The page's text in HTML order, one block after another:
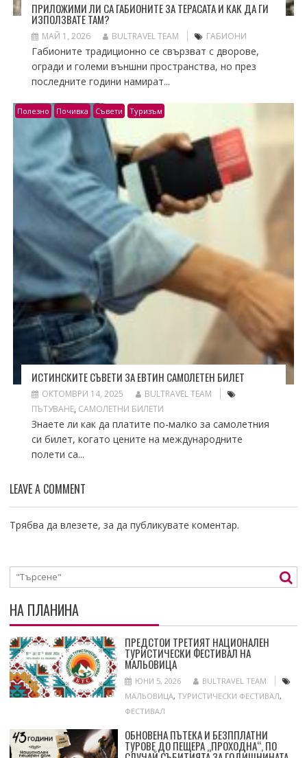
ПРИЛОЖИМИ ЛИ СА ГАБИОНИТЕ ЗА ТЕРАСАТА И КАК ДА ГИ
ИЗПОЛЗВАТЕ ТАМ?
МАЙ 1, 2026 BULTRAVEL TEAM ГАБИОНИ
Габионите традиционно се свързват с дворове,
огради и големи външни пространства, но през
последните години намират...
Полезно Почивка Съвети Туризъм
ИСТИНСКИТЕ СЪВЕТИ ЗА ЕВТИН САМОЛЕТЕН БИЛЕТ
ОКТОМВРИ 14, 2025
BULTRAVEL TEAM
ПЪТУВАНЕ, САМОЛЕТНИ БИЛЕТИ
Знаете ли как да платите по-малко за самолетния
си билет, когато цените на международните
полети са...
LEAVE A COMMENT
Трябва да влезете, за да публикувате коментар.
НА ПЛАНИНА
ПРЕДСТОИ ТРЕТИЯТ НАЦИОНАЛЕН
ТУРИСТИЧЕСКИ ФЕСТИВАЛ НА
МАЛЬОВИЦА
ЮНИ 5, 2026
BULTRAVEL TEAM
МАЛЬОВИЦА, ТУРИСТИЧЕСКИ ФЕСТИВАЛ,
ФЕСТИВАЛ
ОБНОВЕНА ПЪТЕКА И БЕЗППЛАТНИ
ТУРОВЕ ДО ПЕЩЕРА „ПРОХОДНА“, ПО